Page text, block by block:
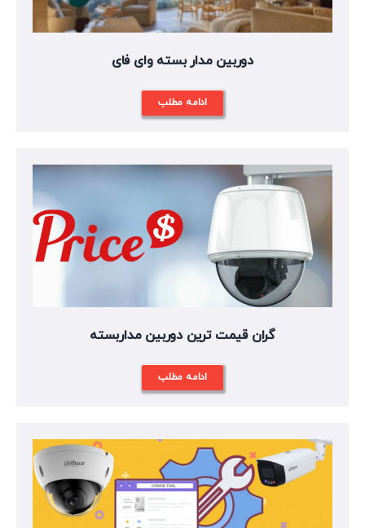
دوربین مدار بسته وای فای
ادامه مطلب
گران قیمت ترین دوربین مداربسته
ادامه مطلب